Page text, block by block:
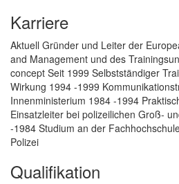
Karriere
Aktuell Gründer und Leiter der
and Management und des
concept Seit 1999 Selbstständiger
Wirkung 1994 -1999
Innenministerium 1984 -1994
Einsatzleiter bei polizeilichen Groß-
-1984 Studium an der
Polizei
Qualifikation